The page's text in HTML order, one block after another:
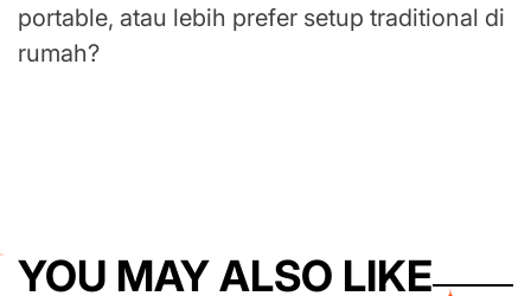
portable, atau lebih prefer setup traditional di
rumah?
YOU MAY ALSO LIKE